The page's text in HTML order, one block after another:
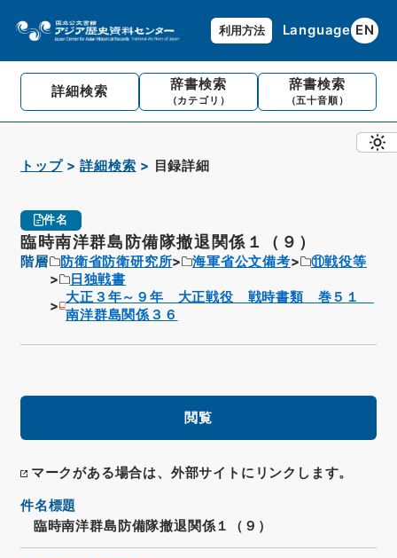
利用方法 Language EN
詳細検索 辞書検索
（カテゴリ）
辞書検索
（五十音順）
トップ 詳細検索 目録詳細
件名
臨時南洋群島防備隊撤退関係１（９）
階層 防衛省防衛研究所 海軍省公文備考
⑪戦役等
日独戦書
大正３年～９年 大正戦役 戦時書類 巻５１
南洋群島関係３６
閲覧
マークがある場合は、外部サイトにリンクします。
件名標題
臨時南洋群島防備隊撤退関係１（９）